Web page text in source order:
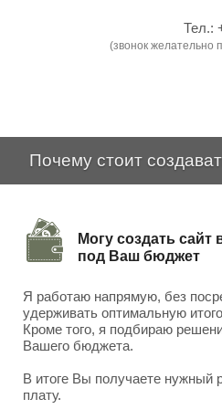
Тел.:
(звонок желательно
Почему стоит
Могу создать
под Ваш бюджет
Я работаю напрямую, без
удерживать оптимальную
Кроме того, я подбираю
Вашего бюджета.
В итоге Вы получаете нужный
плату.